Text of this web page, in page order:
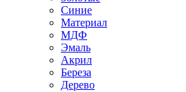
Синие
Материал
МДФ
Эмаль
Акрил
Береза
Дерево